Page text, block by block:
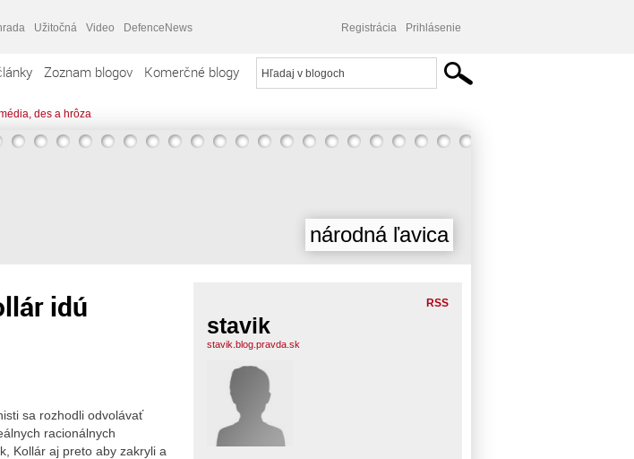
Užitočná Video DefenceNews Registrácia Prihlásenie
Zoznam blogov Komerčné blogy
des a hrôza
národná ľavica
idú
sa rozhodli odvolávať
racionálnych
Kollár aj preto aby zakryli a
RSS
stavik
stavik.blog.pravda.sk